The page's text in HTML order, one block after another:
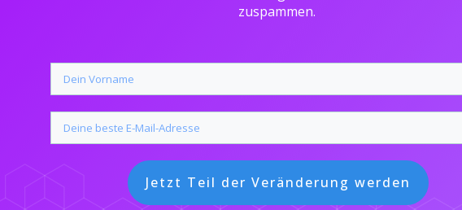
zuspammen.
Jetzt Teil der Veränderung werden